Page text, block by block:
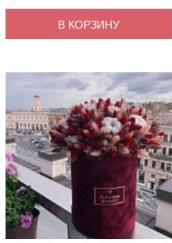
В КОРЗИНУ